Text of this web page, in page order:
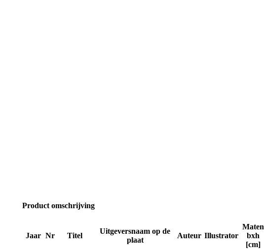
Product omschrijving
Jaar Nr Titel
Uitgeversnaam op de
plaat
Auteur Illustrator
Maten
bxh
[cm]